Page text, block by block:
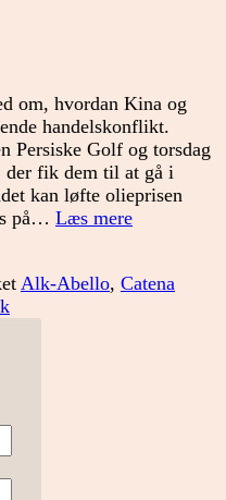
om, hvordan Kina og
handelskonflikt.
Persiske Golf og torsdag
der fik dem til at gå i
kan løfte olieprisen
på… Læs mereMarkedet
Alk-Abello, Catena